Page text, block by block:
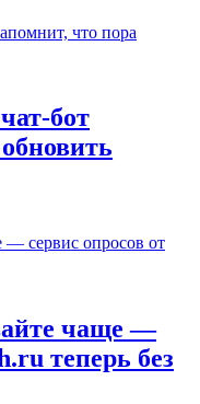
бот
чаще —
теперь без